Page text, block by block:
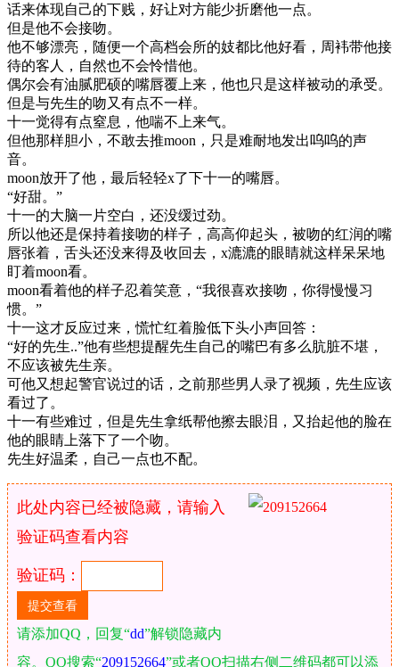
话来体现自己的下贱，好让对方能少折磨他一点。
但是他不会接吻。
他不够漂亮，随便一个高档会所的妓都比他好看，周袆带他接
待的客人，自然也不会怜惜他。
偶尔会有油腻肥硕的嘴唇覆上来，他也只是这样被动的承受。
但是与先生的吻又有点不一样。
十一觉得有点窒息，他喘不上来气。
但他那样胆小，不敢去推moon，只是难耐地发出呜呜的声
音。
moon放开了他，最后轻轻x了下十一的嘴唇。
“好甜。”
十一的大脑一片空白，还没缓过劲。
所以他还是保持着接吻的样子，高高仰起头，被吻的红润的嘴
唇张着，舌头还没来得及收回去，x漉漉的眼睛就这样呆呆地
盯着moon看。
moon看着他的样子忍着笑意，“我很喜欢接吻，你得慢慢习
惯。”
十一这才反应过来，慌忙红着脸低下头小声回答：
“好的先生..”他有些想提醒先生自己的嘴巴有多么肮脏不堪，
不应该被先生亲。
可他又想起警官说过的话，之前那些男人录了视频，先生应该
看过了。
十一有些难过，但是先生拿纸帮他擦去眼泪，又抬起他的脸在
他的眼睛上落下了一个吻。
先生好温柔，自己一点也不配。
此处内容已经被隐藏，请输入
验证码查看内容
验证码：
请添加QQ，回复“dd”解锁隐藏内
容。QQ搜索“209152664”或者QQ扫描右侧二维码都可以添